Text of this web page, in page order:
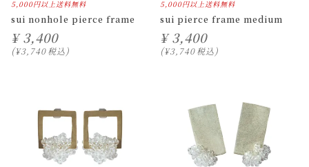
5,000円以上送料無料
sui nonhole pierce frame
¥ 3,400
¥3,740税込
5,000円以上送料無料
sui pierce frame medium
¥ 3,400
¥3,740税込